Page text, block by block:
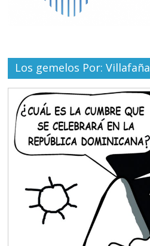
Los gemelos Por: Villafaña